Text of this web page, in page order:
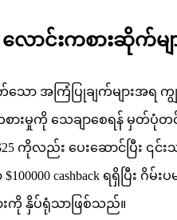
ာင်းကစားဆိုက်မျ
ော အကြံပြုချက်များအရ
းမှုကို သေချာစေရန် မှတ်ပုံတ
ကိုလည်း ပေးဆောင်ပြီး ၎င်
cashback ရရှိပြီး ဂိမ်
ကို နှိပ်ရုံသာဖြစ်သည်။